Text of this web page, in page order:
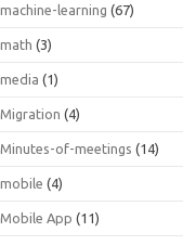
machine-learning (67)
math (3)
media (1)
Migration (4)
Minutes-of-meetings (14)
mobile (4)
Mobile App (11)